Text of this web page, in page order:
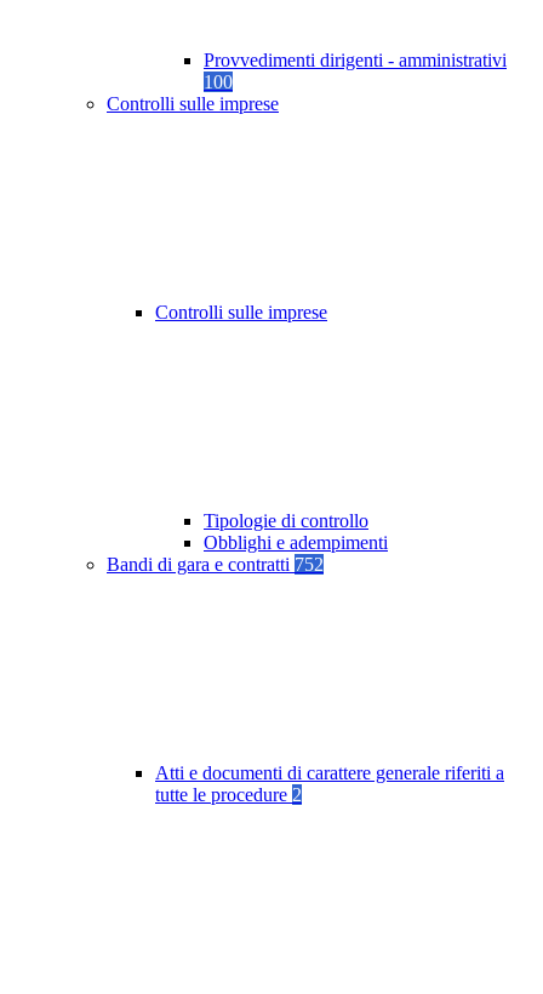
Provvedimenti dirigenti - amministrativi
100
Controlli sulle imprese
Controlli sulle imprese
Tipologie di controllo
Obblighi e adempimenti
Bandi di gara e contratti 752
Atti e documenti di carattere generale riferiti a
tutte le procedure 2